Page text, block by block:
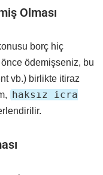
Olması
borç hiç
ödemişseniz, bu
vb.) birlikte itiraz
haksız icra